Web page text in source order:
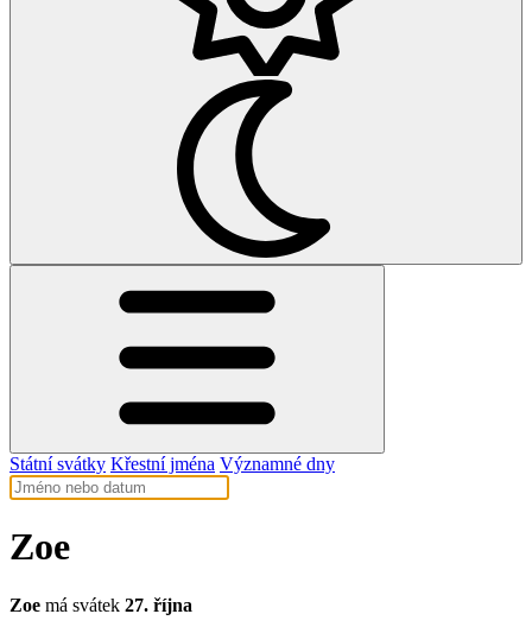
Státní svátky Křestní jména Významné dny
Zoe
Zoe má svátek 27. října